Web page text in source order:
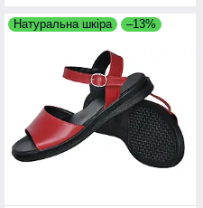
Натуральна шкіра –13%